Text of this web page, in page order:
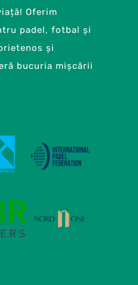
Oferim
padel, fotbal și
și
bucuria mișcării